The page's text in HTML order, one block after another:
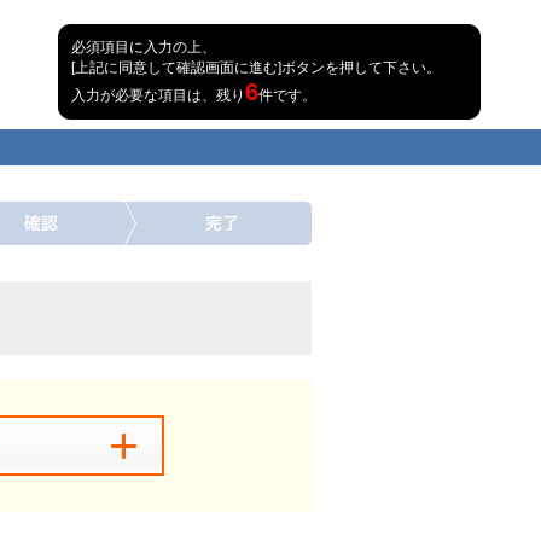
必須項目に入力の上、
[上記に同意して確認画面に進む]ボタンを押して下さい。
入力が必要な項目は、残り 6件です。